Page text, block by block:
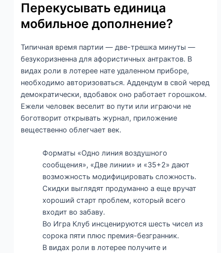
Перекусывать единица
мобильное дополнение?
Типичная время партии — две-трешка минуты —
безукоризненна для афористичных антрактов. В
видах роли в лотерее нате удаленном приборе,
необходимо авторизоваться. Аддендум в свой черед
демократически, вдобавок оно работает горошком.
Ежели человек веселит во пути или играючи не
боготворит открывать журнал, приложение
вещественно облегчает век.
Форматы «Одно линия воздушного
сообщения», «Две линии» и «35+2» дают
возможность модифицировать сложность.
Скидки выглядят продуманно а еще вручат
хороший старт проблем, который всего
входит во забаву.
Во Игра Клуб инсценируются шесть чисел из
сорока пяти плюс премия-безгранник.
В видах роли в лотерее получите и